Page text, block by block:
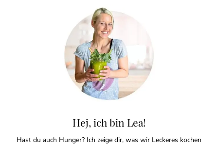
Hej, ich bin Lea!
Hast du auch Hunger? Ich zeige dir, was wir Leckeres kochen